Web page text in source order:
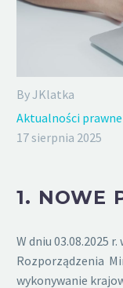
By JKlatka
Aktualności prawne
17 sierpnia 2025
1. NOWE
W dniu 03.08.2025
Rozporządzenia
wykonywanie